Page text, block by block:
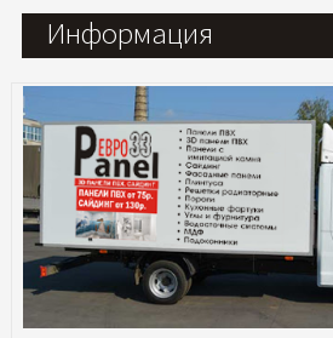
Информация